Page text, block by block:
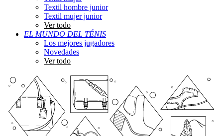
Textil hombre junior
Textil mujer junior
Ver todo
EL MUNDO DEL TÉNIS
Los mejores jugadores
Novedades
Ver todo